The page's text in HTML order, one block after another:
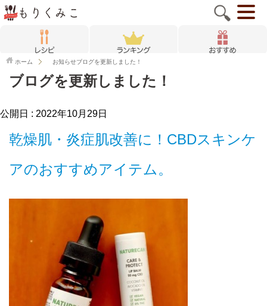
ホーム お知らせブログを更新しました！
ブログを更新しました！
公開日 : 2022年10月29日
乾燥肌・炎症肌改善に！CBDスキンケ
アのおすすめアイテム。